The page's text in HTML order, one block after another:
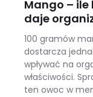
Mango – ile
daje
100 gramów
dostarcza
wpływać na
właściwości.
ten owoc w